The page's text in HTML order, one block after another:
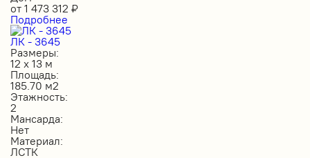
от 1 473 312 ₽
Подробнее
ЛК - 3645
Размеры:
12 х 13 м
Площадь:
185.70 м2
Этажность:
2
Мансарда:
Нет
Материал:
ЛСТК